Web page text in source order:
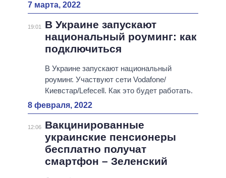
7 марта, 2022
19:01
В Украине запускают
национальный роуминг: как
подключиться
В Украине запускают национальный
роуминг. Участвуют сети Vodafone/
Киевстар/Lefecell. Как это будет работать.
8 февраля, 2022
12:06
Вакцинированные
украинские пенсионеры
бесплатно получат
смартфон – Зеленский